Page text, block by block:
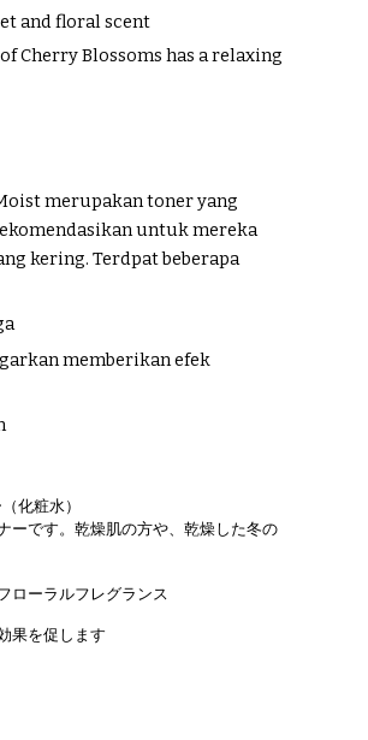
and floral scent
Cherry Blossoms has a relaxing
merupakan toner yang
untuk mereka
kering. Terdpat beberapa
memberikan efek
化粧水）
ーです。乾燥肌の方や、乾燥した冬の
ローラルフレグランス
果を促します